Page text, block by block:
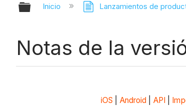
Expandir/contraer
Inicio Lanzamientos de
Notas de la
iOS Android API